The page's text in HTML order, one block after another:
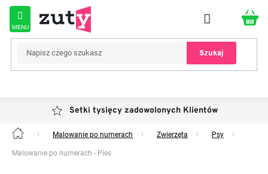
Przejść
treści
Szukaj
Setki tysięcy zadowolonych Klientów
Home Malowanie po numerach Zwierzęta Psy
Malowanie po numerach - Pies